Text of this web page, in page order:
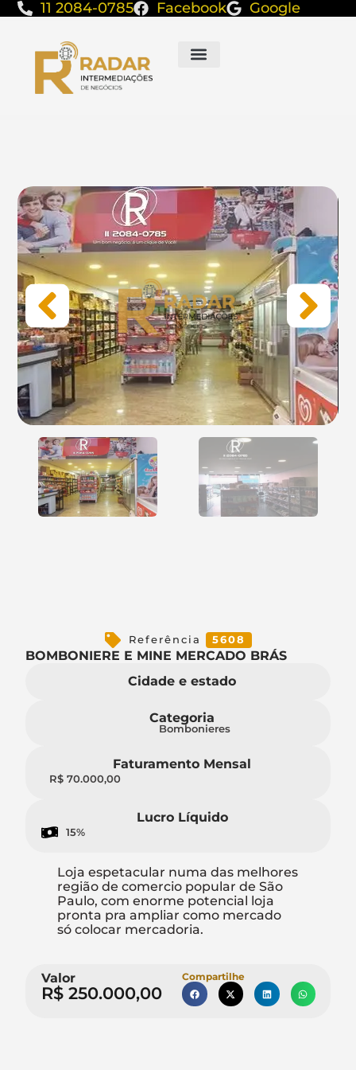
11 2084-0785 Facebook Google
Referência 5608
BOMBONIERE E MINE MERCADO BRÁS
Cidade e estado
Categoria
Bombonieres
Faturamento Mensal
R$ 70.000,00
Lucro Líquido
15%
Loja espetacular numa das melhores
região de comercio popular de São
Paulo, com enorme potencial loja
pronta pra ampliar como mercado
só colocar mercadoria.
Valor
R$ 250.000,00
Compartilhe